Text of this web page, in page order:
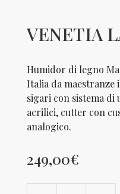
VENETIA
Humidor di legno
Italia da maestranze
sigari con sistema
acrilici, cutter con
analogico.
249,00€